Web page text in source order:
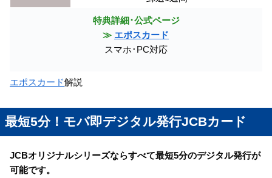
特典詳細･公式ページ
≫ エポスカード
スマホ･PC対応
エポスカード解説
最短5分！モバ即デジタル発行JCBカード
JCBオリジナルシリーズならすべて最短5分のデジタル発行が
可能です。